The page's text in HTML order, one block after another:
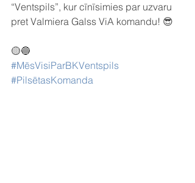
“Ventspils”, kur cīnīsimies par uzvaru
pret Valmiera Galss ViA komandu! 😎
🟡🔵
#MēsVisiParBKVentspils
#PilsētasKomanda